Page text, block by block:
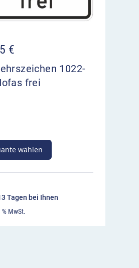
€
1022-
frei
wählen
Tagen bei Ihnen
MwSt.